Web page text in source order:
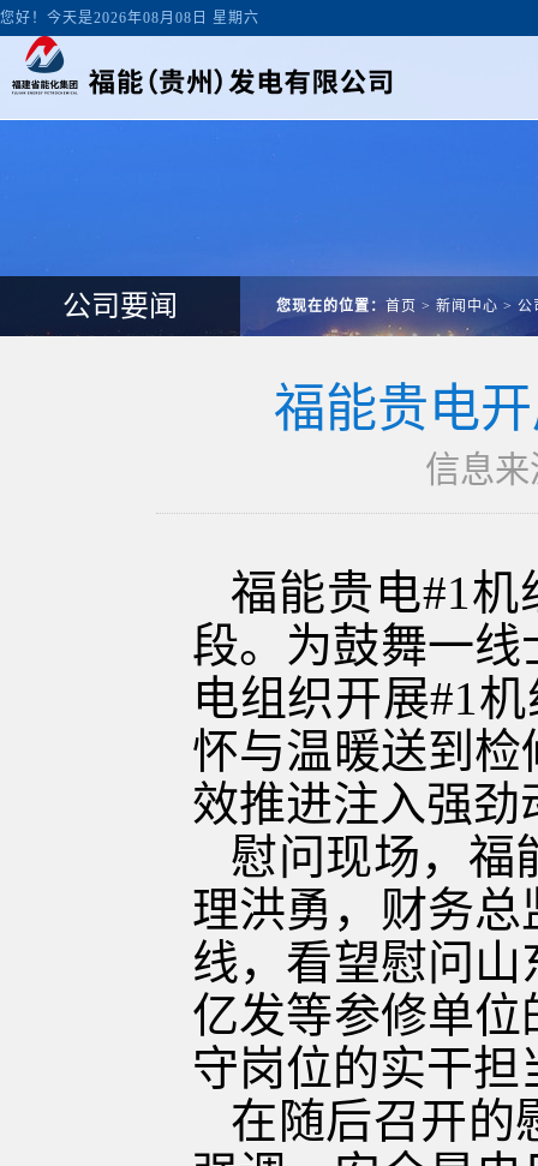
您好！今天是2026年08月08日 星期六
公司要闻 您现在的位置： 首页 > 新闻中心 > 公
福能贵电
信息
福能贵电#1机
段。为鼓舞一
电组织开展#1机
怀与温暖送到
效推进注入强劲
慰问现场，福
理洪勇，财务
线，看望慰问
亿发等参修单
守岗位的实干
在随后召开的